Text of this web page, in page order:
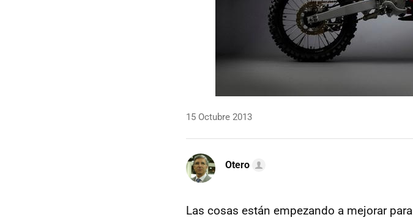
15 Octubre 2013
Otero
Las cosas están empezando a mejorar para